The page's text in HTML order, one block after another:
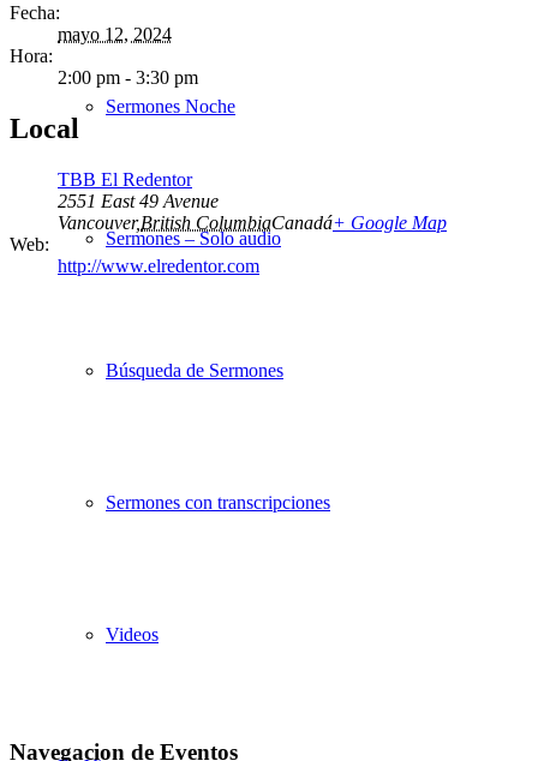
Sermones Noche
Sermones – Solo audio
Búsqueda de Sermones
Sermones con transcripciones
Videos
Fecha:
mayo 12, 2024
Hora:
2:00 pm - 3:30 pm
Local
TBB El Redentor
2551 East 49 Avenue
Vancouver,British ColumbiaCanadá+ Google Map
Web:
http://www.elredentor.com
Navegacion de Eventos